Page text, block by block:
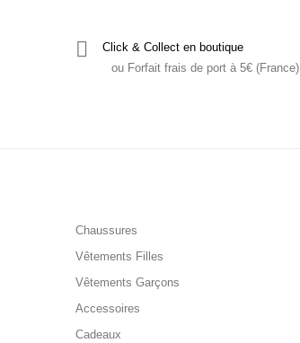
Click & Collect en boutique
ou Forfait frais de port à 5€ (France)
Chaussures
Vêtements Filles
Vêtements Garçons
Accessoires
Cadeaux